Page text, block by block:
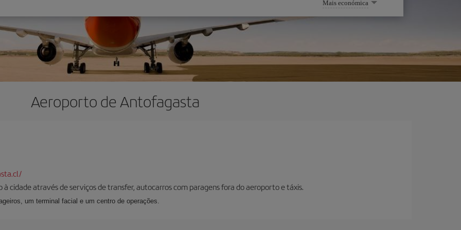
Mais económica
Aeroporto de Antofagasta
cidade através de serviços de transfer, autocarros com paragens fora do aeroporto e táxis.
um terminal facial e um centro de operações.